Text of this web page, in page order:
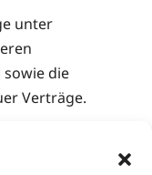
unter
die
Verträge.
und